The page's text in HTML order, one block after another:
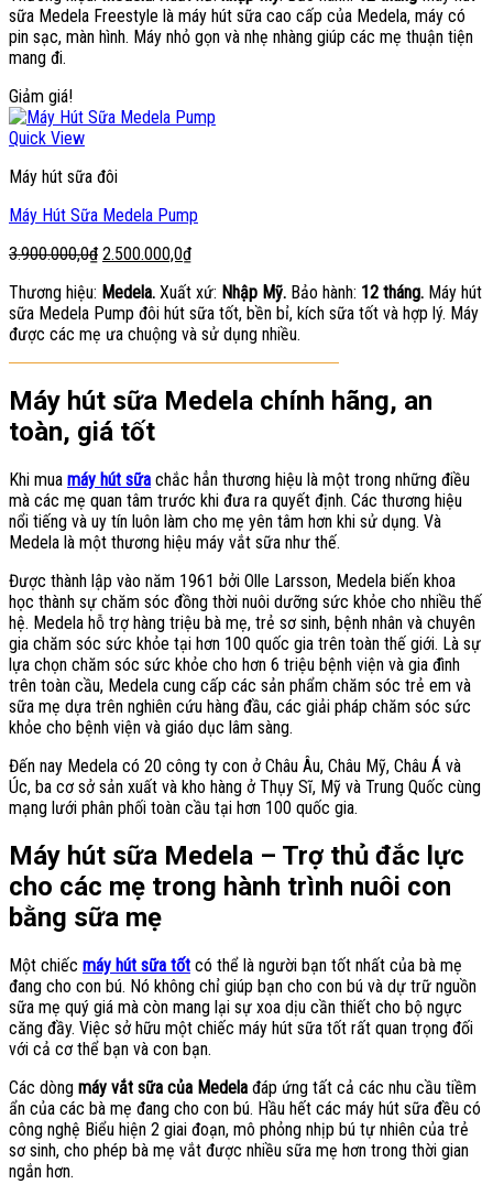
6.500.000,0₫.là:
3.000.000,0₫.
sữa Medela Freestyle là máy hút sữa cao cấp của Medela, máy có
pin sạc, màn hình. Máy nhỏ gọn và nhẹ nhàng giúp các mẹ thuận tiện
mang đi.
Giảm giá!
Quick View
Máy hút sữa đôi
Máy Hút Sữa Medela Pump
3.900.000,0₫ Giá
là:
3.900.000,0₫.
2.500.000,0₫Giá
tại
là:
2.500.000,0₫.
Thương hiệu: Medela. Xuất xứ: Nhập Mỹ. Bảo hành: 12 tháng. Máy hút
sữa Medela Pump đôi hút sữa tốt, bền bỉ, kích sữa tốt và hợp lý. Máy
được các mẹ ưa chuộng và sử dụng nhiều.
Máy hút sữa Medela chính hãng, an
toàn, giá tốt
Khi mua máy hút sữa chắc hẳn thương hiệu là một trong những điều
mà các mẹ quan tâm trước khi đưa ra quyết định. Các thương hiệu
nổi tiếng và uy tín luôn làm cho mẹ yên tâm hơn khi sử dụng. Và
Medela là một thương hiệu máy vắt sữa như thế.
Được thành lập vào năm 1961 bởi Olle Larsson, Medela biến khoa
học thành sự chăm sóc đồng thời nuôi dưỡng sức khỏe cho nhiều thế
hệ. Medela hỗ trợ hàng triệu bà mẹ, trẻ sơ sinh, bệnh nhân và chuyên
gia chăm sóc sức khỏe tại hơn 100 quốc gia trên toàn thế giới. Là sự
lựa chọn chăm sóc sức khỏe cho hơn 6 triệu bệnh viện và gia đình
trên toàn cầu, Medela cung cấp các sản phẩm chăm sóc trẻ em và
sữa mẹ dựa trên nghiên cứu hàng đầu, các giải pháp chăm sóc sức
khỏe cho bệnh viện và giáo dục lâm sàng.
Đến nay Medela có 20 công ty con ở Châu Âu, Châu Mỹ, Châu Á và
Úc, ba cơ sở sản xuất và kho hàng ở Thụy Sĩ, Mỹ và Trung Quốc cùng
mạng lưới phân phối toàn cầu tại hơn 100 quốc gia.
Máy hút sữa Medela – Trợ thủ đắc lực
cho các mẹ trong hành trình nuôi con
bằng sữa mẹ
Một chiếc máy hút sữa tốt có thể là người bạn tốt nhất của bà mẹ
đang cho con bú. Nó không chỉ giúp bạn cho con bú và dự trữ nguồn
sữa mẹ quý giá mà còn mang lại sự xoa dịu cần thiết cho bộ ngực
căng đầy. Việc sở hữu một chiếc máy hút sữa tốt rất quan trọng đối
với cả cơ thể bạn và con bạn.
Các dòng máy vắt sữa của Medela đáp ứng tất cả các nhu cầu tiềm
ẩn của các bà mẹ đang cho con bú. Hầu hết các máy hút sữa đều có
công nghệ Biểu hiện 2 giai đoạn, mô phỏng nhịp bú tự nhiên của trẻ
sơ sinh, cho phép bà mẹ vắt được nhiều sữa mẹ hơn trong thời gian
ngắn hơn.